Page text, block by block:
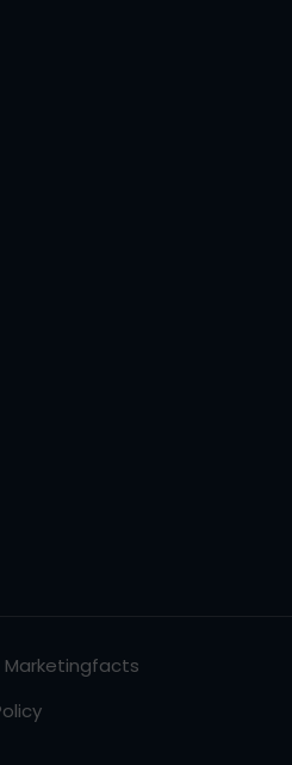
Marketingfacts